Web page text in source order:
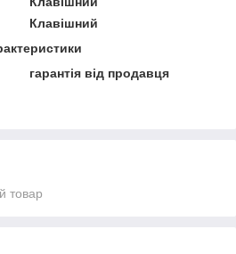
Клавішний
гарантія від продавця
товар